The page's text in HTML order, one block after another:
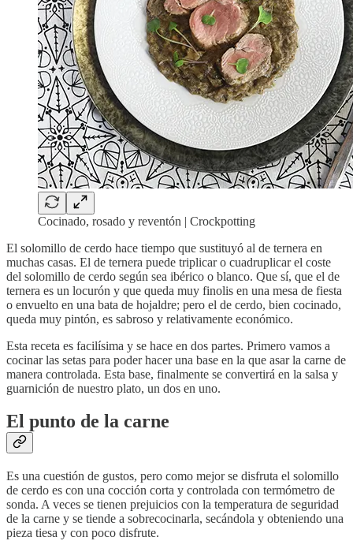
Cocinado, rosado y reventón | Crockpotting
El solomillo de cerdo hace tiempo que sustituyó al de ternera en
muchas casas. El de ternera puede triplicar o cuadruplicar el coste
del solomillo de cerdo según sea ibérico o blanco. Que sí, que el de
ternera es un locurón y que queda muy finolis en una mesa de fiesta
o envuelto en una bata de hojaldre; pero el de cerdo, bien cocinado,
queda muy pintón, es sabroso y relativamente económico.
Esta receta es facilísima y se hace en dos partes. Primero vamos a
cocinar las setas para poder hacer una base en la que asar la carne de
manera controlada. Esta base, finalmente se convertirá en la salsa y
guarnición de nuestro plato, un dos en uno.
El punto de la carne
Es una cuestión de gustos, pero como mejor se disfruta el solomillo
de cerdo es con una cocción corta y controlada con termómetro de
sonda. A veces se tienen prejuicios con la temperatura de seguridad
de la carne y se tiende a sobrecocinarla, secándola y obteniendo una
pieza tiesa y con poco disfrute.